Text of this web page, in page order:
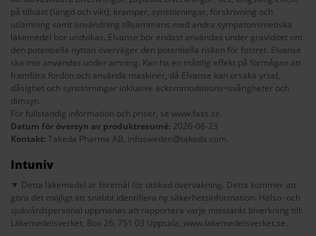
på tillväxt (längd och vikt), kramper, synstörningar, förskrivning och
utlämning samt användning tillsammans med andra sympatomimetiska
läkemedel bör undvikas. Elvanse bör endast användas under graviditet om
den potentiella nyttan överväger den potentiella risken för fostret. Elvanse
ska inte användas under amning. Kan ha en måttlig effekt på förmågan att
framföra fordon och använda maskiner, då Elvanse kan orsaka yrsel,
dåsighet och synstörningar inklusive ackommodations¬svårigheter och
dimsyn.
För fullständig information och priser, se www.fass.se.
Datum för översyn av produktresumé: 2026-06-23
Kontakt: Takeda Pharma AB, infosweden@takeda.com.
Intuniv
▼ Detta läkemedel är föremål för utökad övervakning. Detta kommer att
göra det möjligt att snabbt identifiera ny säkerhetsinformation. Hälso- och
sjukvårdspersonal uppmanas att rapportera varje misstänkt biverkning till:
Läkemedelsverket, Box 26, 751 03 Uppsala, www.lakemedelsverket.se.